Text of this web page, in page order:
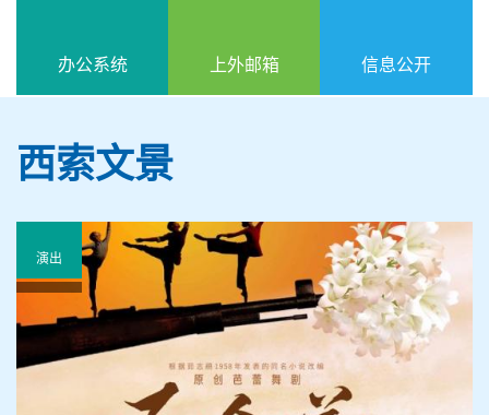
办公系统 上外邮箱 信息公开
西索文景
演出